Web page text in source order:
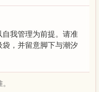
我管理为前提。请准
，并留意脚下与潮汐